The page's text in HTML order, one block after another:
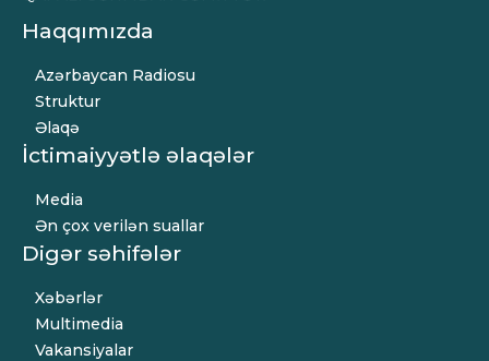
Haqqımızda
Azərbaycan Radiosu
Struktur
Əlaqə
İctimaiyyətlə əlaqələr
Media
Ən çox verilən suallar
Digər səhifələr
Xəbərlər
Multimedia
Vakansiyalar